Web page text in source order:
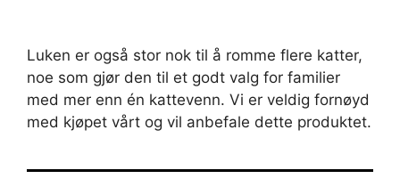
Luken er også stor nok til å romme flere katter,
noe som gjør den til et godt valg for familier
med mer enn én kattevenn. Vi er veldig fornøyd
med kjøpet vårt og vil anbefale dette produktet.